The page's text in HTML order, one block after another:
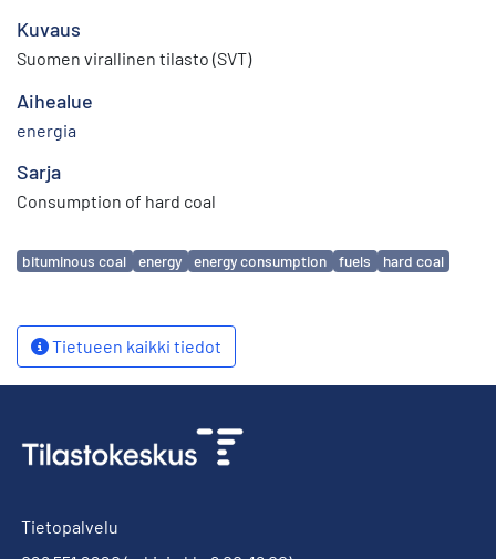
Kuvaus
Suomen virallinen tilasto (SVT)
Aihealue
energia
Sarja
Consumption of hard coal
Avainsanat
bituminous coal energy energy consumption fuels hard coal
Tietueen kaikki tiedot
Tietopalvelu